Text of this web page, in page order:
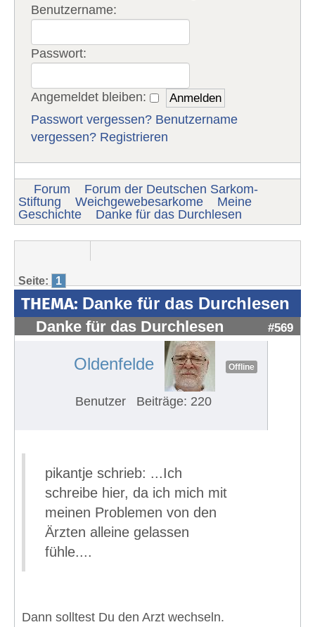
Benutzername:
Passwort:
Angemeldet bleiben:
Passwort vergessen? Benutzername
vergessen? Registrieren
Forum
Forum der Deutschen Sarkom-
Stiftung
Weichgewebesarkome
Meine
Geschichte
Danke für das Durchlesen
Seite: 1
THEMA: Danke für das Durchlesen
Danke für das Durchlesen #569
Oldenfelde Offline
Benutzer Beiträge: 220
pikantje schrieb: ...Ich
schreibe hier, da ich mich mit
meinen Problemen von den
Ärzten alleine gelassen
fühle....
Dann solltest Du den Arzt wechseln.